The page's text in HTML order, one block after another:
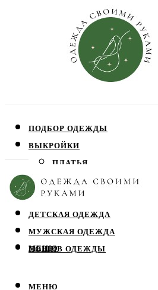
ПОДБОР ОДЕЖДЫ
ВЫКРОЙКИ
ПЛАТЬЯ
ЮБКИ
БЛУЗЫ
ДЕТСКАЯ ОДЕЖДА
МУЖСКАЯ ОДЕЖДА
ПОШИВ ОДЕЖДЫ
МЕНЮ
МЕНЮ